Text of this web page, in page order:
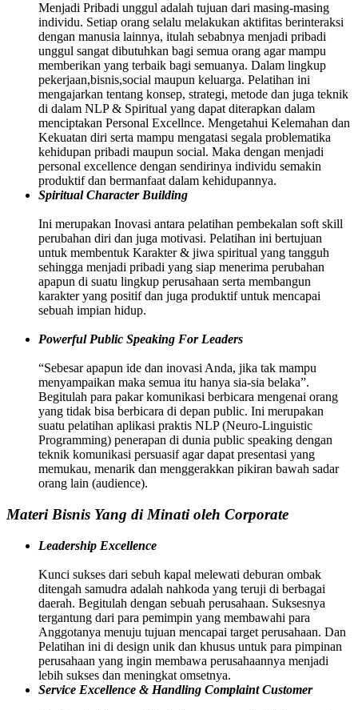
Menjadi Pribadi unggul adalah tujuan dari masing-masing
individu. Setiap orang selalu melakukan aktifitas berinteraksi
dengan manusia lainnya, itulah sebabnya menjadi pribadi
unggul sangat dibutuhkan bagi semua orang agar mampu
memberikan yang terbaik bagi semuanya. Dalam lingkup
pekerjaan,bisnis,social maupun keluarga. Pelatihan ini
mengajarkan tentang konsep, strategi, metode dan juga teknik
di dalam NLP & Spiritual yang dapat diterapkan dalam
menciptakan Personal Excellnce. Mengetahui Kelemahan dan
Kekuatan diri serta mampu mengatasi segala problematika
kehidupan pribadi maupun social. Maka dengan menjadi
personal excellence dengan sendirinya individu semakin
produktif dan bermanfaat dalam kehidupannya.
Spiritual Character Building
Ini merupakan Inovasi antara pelatihan pembekalan soft skill
perubahan diri dan juga motivasi. Pelatihan ini bertujuan
untuk membentuk Karakter & jiwa spiritual yang tangguh
sehingga menjadi pribadi yang siap menerima perubahan
apapun di suatu lingkup perusahaan serta membangun
karakter yang positif dan juga produktif untuk mencapai
sebuah impian hidup.
Powerful Public Speaking For Leaders
“Sebesar apapun ide dan inovasi Anda, jika tak mampu
menyampaikan maka semua itu hanya sia-sia belaka”.
Begitulah para pakar komunikasi berbicara mengenai orang
yang tidak bisa berbicara di depan public. Ini merupakan
suatu pelatihan aplikasi praktis NLP (Neuro-Linguistic
Programming) penerapan di dunia public speaking dengan
teknik komunikasi persuasif agar dapat presentasi yang
memukau, menarik dan menggerakkan pikiran bawah sadar
orang lain (audience).
Materi Bisnis Yang di Minati oleh Corporate
Leadership Excellence
Kunci sukses dari sebuh kapal melewati deburan ombak
ditengah samudra adalah nahkoda yang teruji di berbagai
daerah. Begitulah dengan sebuah perusahaan. Suksesnya
tergantung dari para pemimpin yang membawahi para
Anggotanya menuju tujuan mencapai target perusahaan. Dan
Pelatihan ini di design unik dan khusus untuk para pimpinan
perusahaan yang ingin membawa perusahaannya menjadi
lebih sukses dan meningkat omsetnya.
Service Excellence & Handling Complaint Customer